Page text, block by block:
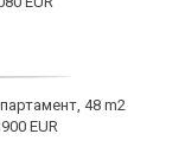
48 m2
EUR